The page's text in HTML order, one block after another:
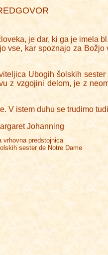
je dar, ki ga je imela
kar spoznajo za
Ubogih šolskih
z vzgojini delom, je z
V istem duhu se trudimo
Johanning
vrhovna predstojnica
sester de Notre Dame